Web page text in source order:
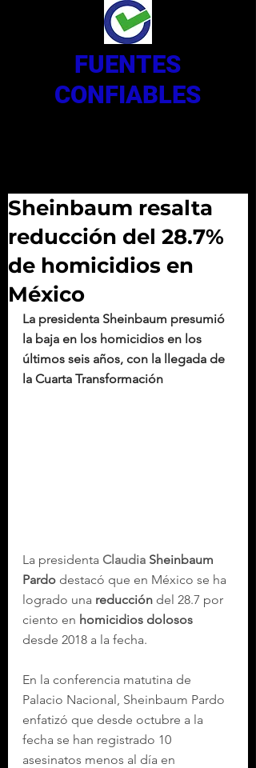
FUENTES
CONFIABLES
Sheinbaum resalta
reducción del 28.7%
de homicidios en
México
La presidenta Sheinbaum presumió
la baja en los homicidios en los
últimos seis años, con la llegada de
la Cuarta Transformación
La presidenta Claudia Sheinbaum
Pardo destacó que en México se ha
logrado una reducción del 28.7 por
ciento en homicidios dolosos
desde 2018 a la fecha.
En la conferencia matutina de
Palacio Nacional, Sheinbaum Pardo
enfatizó que desde octubre a la
fecha se han registrado 10
asesinatos menos al día en